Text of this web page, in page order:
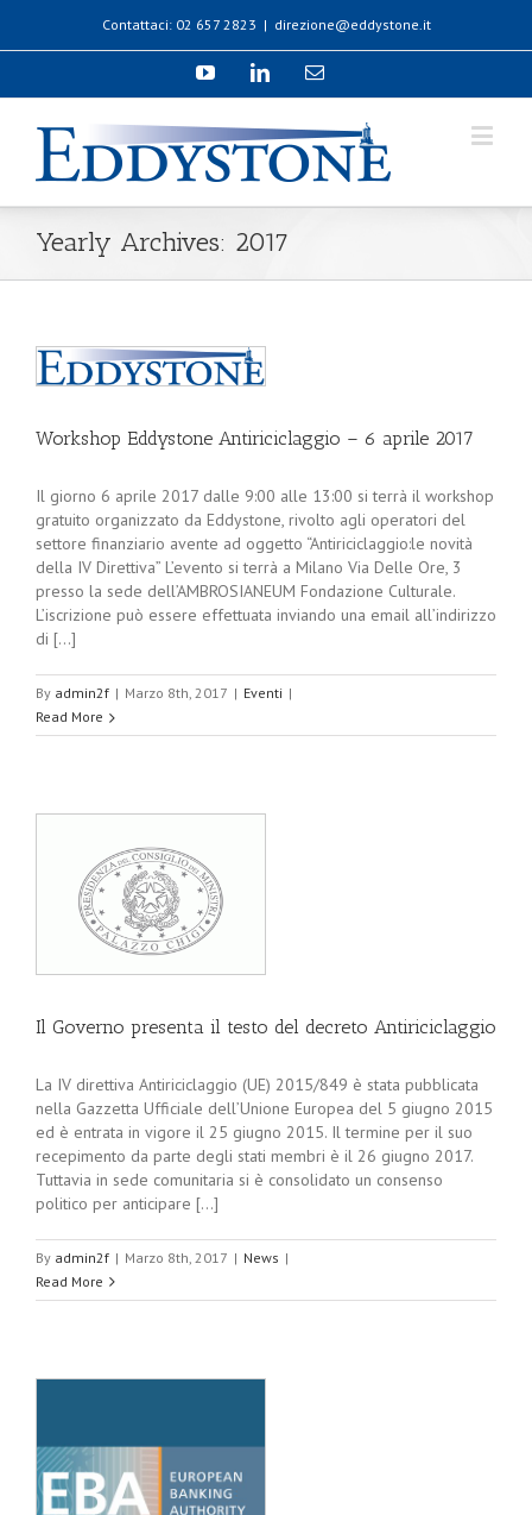
Contattaci: 02 657 2823 | direzione@eddystone.it
Yearly Archives: 2017
Workshop Eddystone Antiriciclaggio – 6 aprile 2017
Il giorno 6 aprile 2017 dalle 9:00 alle 13:00 si terrà il workshop
gratuito organizzato da Eddystone, rivolto agli operatori del
settore finanziario avente ad oggetto “Antiriciclaggio:le novità
della IV Direttiva” L’evento si terrà a Milano Via Delle Ore, 3
presso la sede dell’AMBROSIANEUM Fondazione Culturale.
L’iscrizione può essere effettuata inviando una email all’indirizzo
di [...]
By admin2f | Marzo 8th, 2017 | Eventi |
Read More
Il Governo presenta il testo del decreto Antiriciclaggio
La IV direttiva Antiriciclaggio (UE) 2015/849 è stata pubblicata
nella Gazzetta Ufficiale dell’Unione Europea del 5 giugno 2015
ed è entrata in vigore il 25 giugno 2015. Il termine per il suo
recepimento da parte degli stati membri è il 26 giugno 2017.
Tuttavia in sede comunitaria si è consolidato un consenso
politico per anticipare [...]
By admin2f | Marzo 8th, 2017 | News |
Read More